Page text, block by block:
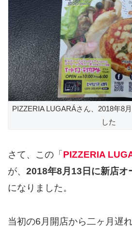
PIZZERIA LUGARÁさん、2018年8
した
さて、この「 PIZZERIA
が、 2018年8月13日に新店オ
になりました。
当初の6月開店から二ヶ月遅